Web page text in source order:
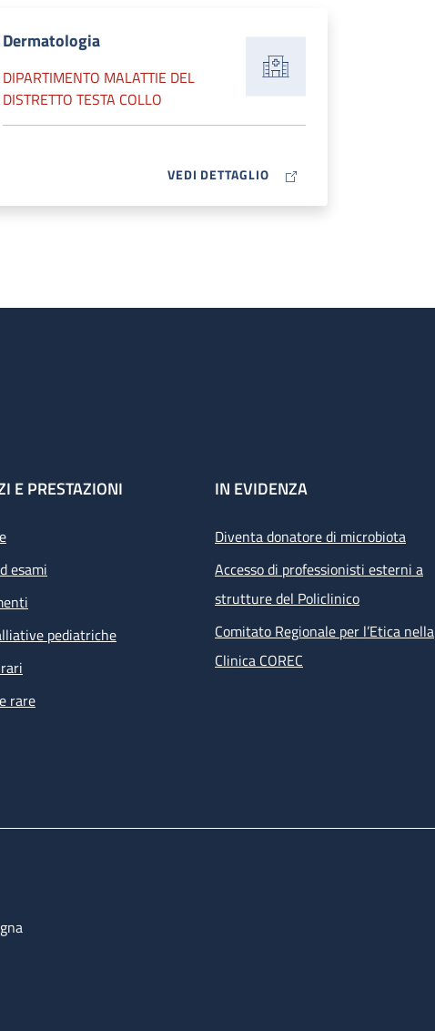
Dermatologia
DIPARTIMENTO MALATTIE DEL
DISTRETTO TESTA COLLO
VEDI DETTAGLIOMAP ICON
E PRESTAZIONI
esami
pediatriche
rare
IN EVIDENZA
Diventa donatore di microbiota
Accesso di professionisti esterni a
strutture del Policlinico
Comitato Regionale per l’Etica nella
Clinica COREC